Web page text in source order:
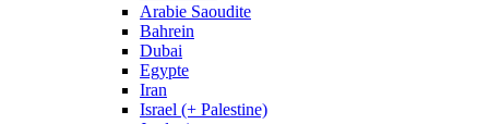
Arabie Saoudite
Bahrein
Dubai
Egypte
Iran
Israel (+ Palestine)